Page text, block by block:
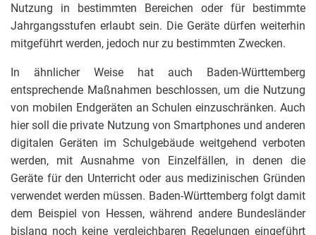
Nutzung in bestimmten Bereichen oder für bestimmte
Jahrgangsstufen erlaubt sein. Die Geräte dürfen weiterhin
mitgeführt werden, jedoch nur zu bestimmten Zwecken.
In ähnlicher Weise hat auch Baden-Württemberg
entsprechende Maßnahmen beschlossen, um die Nutzung
von mobilen Endgeräten an Schulen einzuschränken. Auch
hier soll die private Nutzung von Smartphones und anderen
digitalen Geräten im Schulgebäude weitgehend verboten
werden, mit Ausnahme von Einzelfällen, in denen die
Geräte für den Unterricht oder aus medizinischen Gründen
verwendet werden müssen. Baden-Württemberg folgt damit
dem Beispiel von Hessen, während andere Bundesländer
bislang noch keine vergleichbaren Regelungen eingeführt